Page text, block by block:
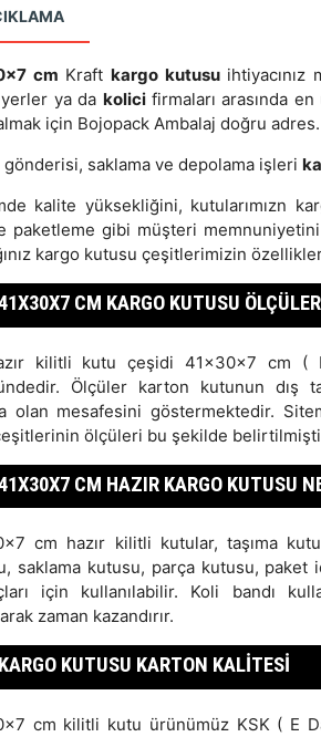
cm Kraft kargo kutusuihtiyacınız
ya da kolicifirmaları arasında
için Bojopack Ambalaj doğru adres.
gönderisi, saklama ve depolama işleri
kalite yüksekliğini, kutularımızn
paketleme gibi müşteri
kargo kutusu çeşitlerimizin
CM KARGO KUTUSU
kilitli kutu çeşidi 41x30x7 cm (
Ölçüler karton kutunun dış
olan mesafesini göstermektedir.
ölçüleri bu şekilde
CM HAZIR KARGO KUTUSU
cm hazır kilitli kutular, taşıma
saklama kutusu, parça kutusu, paket
için kullanılabilir. Koli bandı
zaman kazandırır.
KUTUSU KARTON KALITESI
cm kilitli kutu ürünümüz KSK ( E